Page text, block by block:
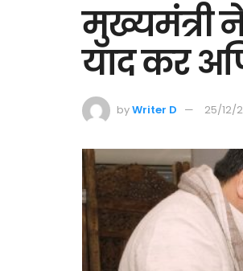
मुख्यमंत्री
याद कर
byWriter D 25/12/